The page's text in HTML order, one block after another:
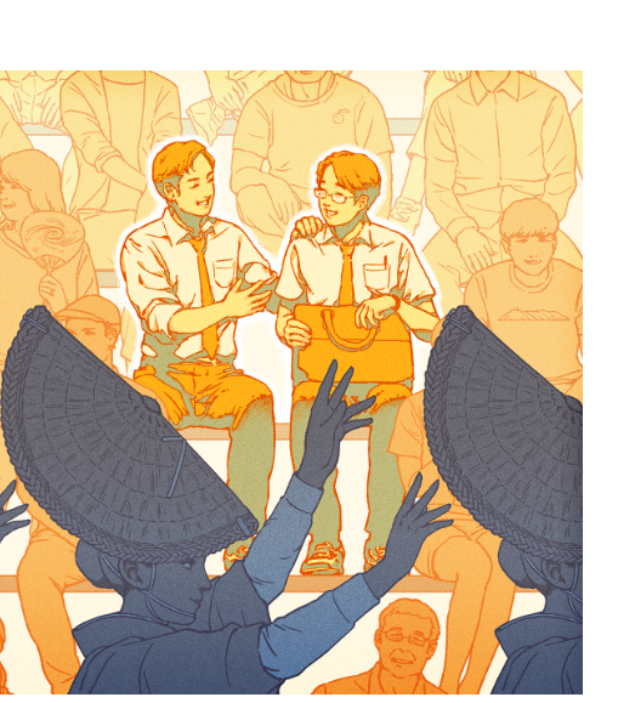
日本には、いろんな“ありが
とう”がある。